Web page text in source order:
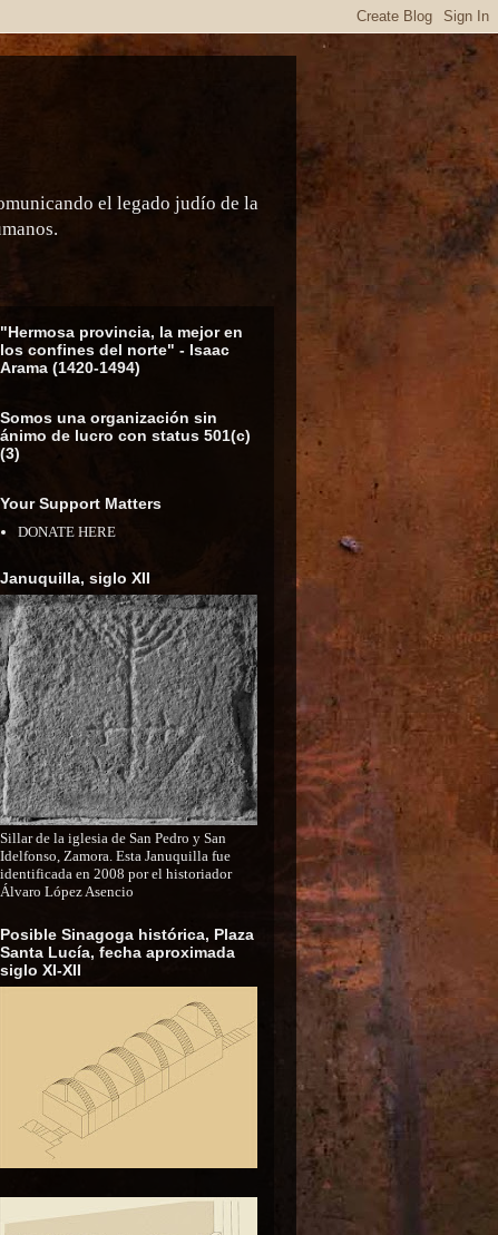
el legado judío de la
"Hermosa provincia, la mejor en
los confines del norte" - Isaac
Arama (1420-1494)
Somos una organización sin
ánimo de lucro con status 501(c)
(3)
Your Support Matters
DONATE HERE
Januquilla, siglo XII
Sillar de la iglesia de San Pedro y San
Idelfonso, Zamora. Esta Januquilla fue
identificada en 2008 por el historiador
Álvaro López Asencio
Posible Sinagoga histórica, Plaza
Santa Lucía, fecha aproximada
siglo XI-XII